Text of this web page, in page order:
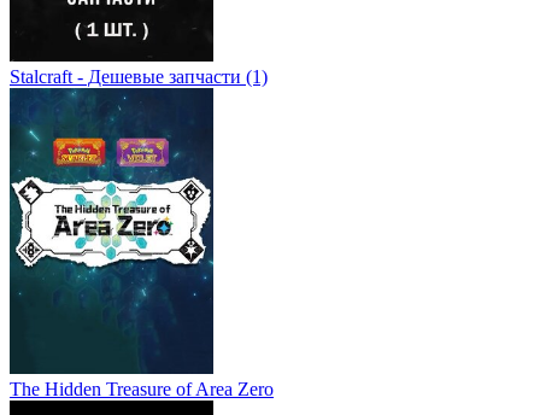
Stalcraft - Дешевые запчасти (1)
The Hidden Treasure of Area Zero